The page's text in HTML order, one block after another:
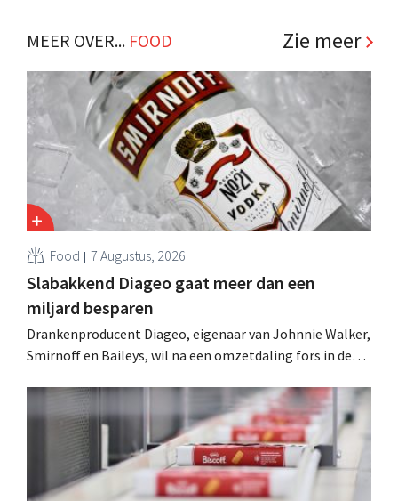
MEER OVER... FOOD Zie meer
Food 7 Augustus, 2026
Slabakkend Diageo gaat meer dan een
miljard besparen
Drankenproducent Diageo, eigenaar van Johnnie Walker,
Smirnoff en Baileys, wil na een omzetdaling fors in de
andere Guiness en voorgemixte cocktails.